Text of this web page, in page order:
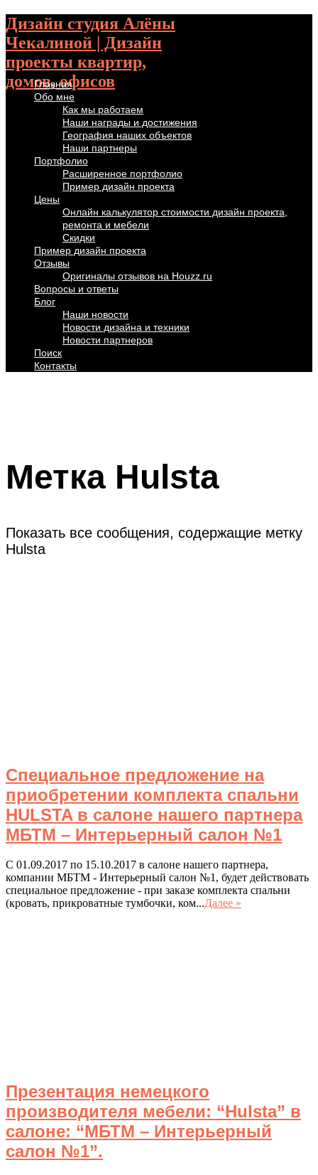
Дизайн студия Алёны
Чекалиной | Дизайн
проекты квартир,
домов, офисов
Главная
Обо мне
Как мы работаем
Наши награды и достижения
География наших объектов
Наши партнеры
Портфолио
Расширенное портфолио
Пример дизайн проекта
Цены
Онлайн калькулятор стоимости дизайн проекта,
ремонта и мебели
Скидки
Пример дизайн проекта
Отзывы
Оригиналы отзывов на Houzz.ru
Вопросы и ответы
Блог
Наши новости
Новости дизайна и техники
Новости партнеров
Поиск
Контакты
Метка Hulsta
Показать все сообщения, содержащие метку
Hulsta
Специальное предложение на
приобретении комплекта спальни
HULSTA в салоне нашего партнера
МБТМ – Интерьерный салон №1
С 01.09.2017 по 15.10.2017 в салоне нашего партнера,
компании МБТМ - Интерьерный салон №1, будет действовать
специальное предложение - при заказе комплекта спальни
(кровать, прикроватные тумбочки, ком...Далее »
Презентация немецкого
производителя мебели: “Hulsta” в
салоне: “МБТМ – Интерьерный
салон №1”.